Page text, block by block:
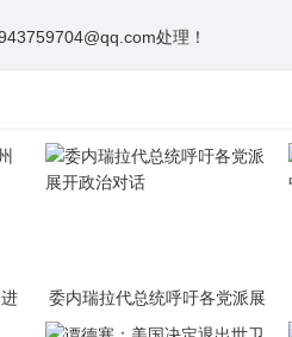
处理！
委内瑞拉代总统呼吁各党派展